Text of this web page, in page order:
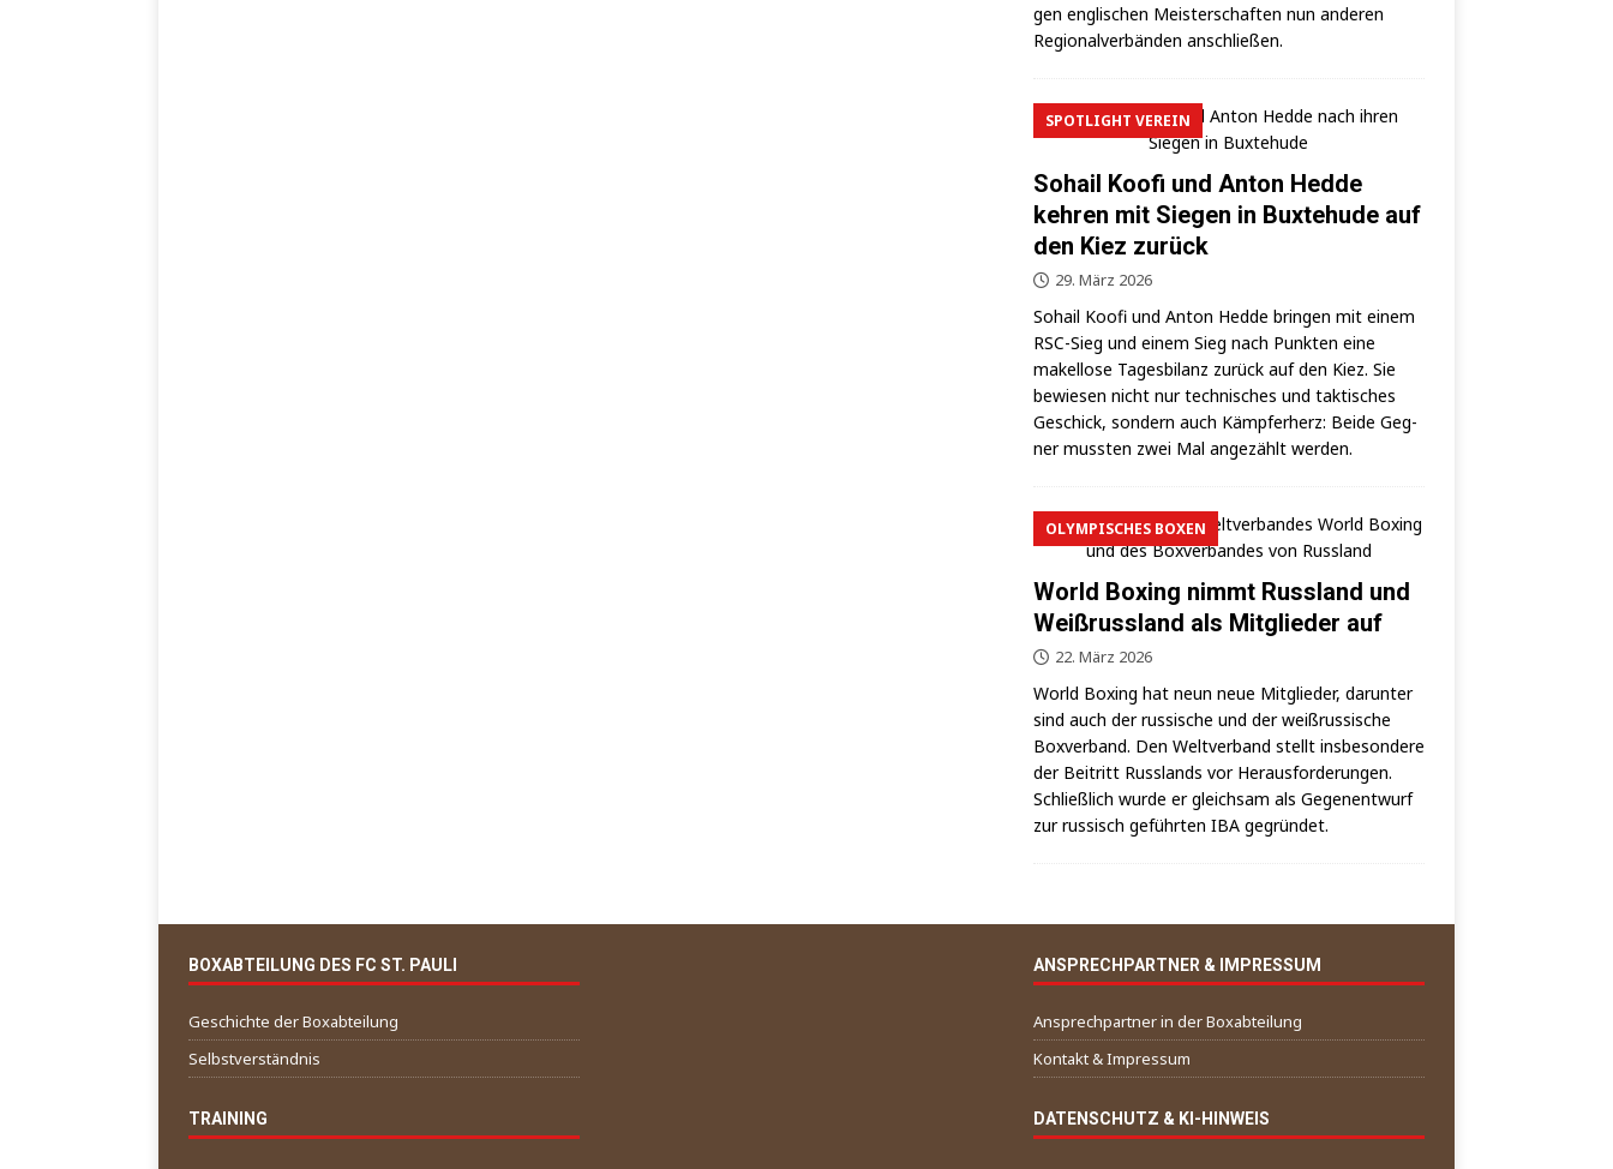
gen eng­li­schen Meis­ter­schaf­ten nun ande­ren
Regio­nal­ver­bän­den anschließen.
SPOTLIGHT VEREIN
Sohail Koofi und Anton Hedde
kehren mit Siegen in Buxtehude auf
den Kiez zurück
29. März 2026
Sohail Koo­fi und Anton Hed­de brin­gen mit einem
RSC-Sieg und einem Sieg nach Punk­ten eine
makel­lo­se Tages­bi­lanz zurück auf den Kiez. Sie
bewie­sen nicht nur tech­ni­sches und tak­ti­sches
Geschick, son­dern auch Kämp­fer­herz: Bei­de Geg­
ner muss­ten zwei Mal ange­zählt werden.
OLYMPISCHES BOXEN
World Boxing nimmt Russland und
Weißrussland als Mitglieder auf
22. März 2026
World Boxing hat neun neue Mit­glie­der, dar­un­ter
sind auch der rus­si­sche und der weiß­rus­si­sche
Box­ver­band. Den Welt­ver­band stellt ins­be­son­de­re
der Bei­tritt Russ­lands vor Her­aus­for­de­run­gen.
Schließ­lich wur­de er gleich­sam als Gegen­ent­wurf
zur rus­sisch geführ­ten IBA gegründet.
BOXABTEILUNG DES FC ST. PAULI
Geschichte der Boxabteilung
Selbstverständnis
TRAINING
ANSPRECHPARTNER & IMPRESSUM
Ansprechpartner in der Boxabteilung
Kontakt & Impressum
DATENSCHUTZ & KI-HINWEIS